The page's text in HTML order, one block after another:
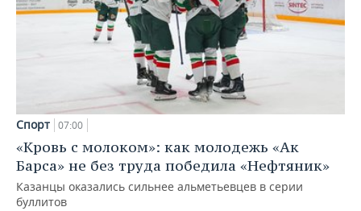
Спорт 07:00
«Кровь с молоком»: как молодежь «Ак
Барса» не без труда победила «Нефтяник»
Казанцы оказались сильнее альметьевцев в серии
буллитов